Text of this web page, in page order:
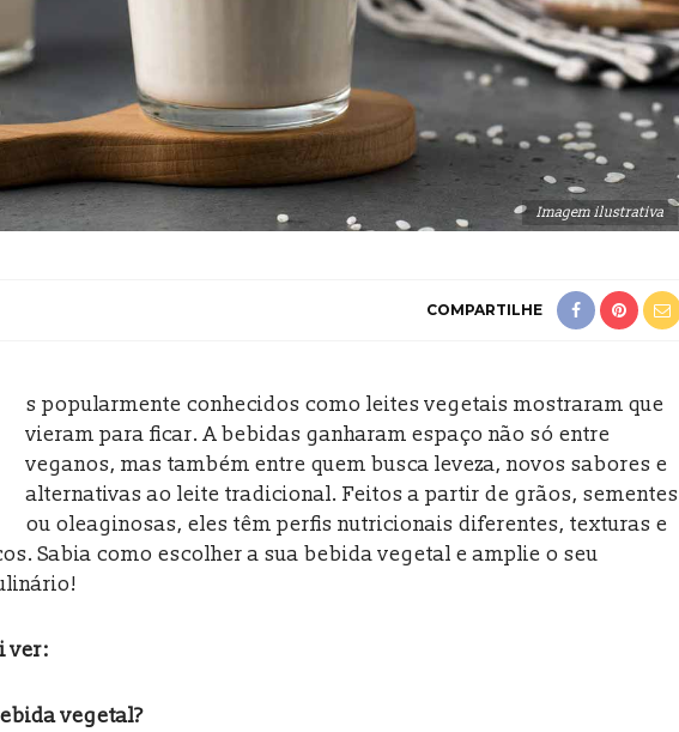
Imagem ilustrativa
COMPARTILHE
s popularmente conhecidos como leites vegetais mostraram que
vieram para ficar. A bebidas ganharam espaço não só entre
veganos, mas também entre quem busca leveza, novos sabores e
alternativas ao leite tradicional. Feitos a partir de grãos, sementes
ou oleaginosas, eles têm perfis nutricionais diferentes, texturas e
Sabia como escolher a sua bebida vegetal e amplie o seu
ver:
vegetal?